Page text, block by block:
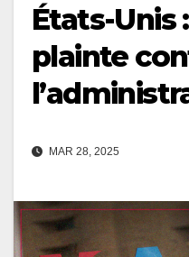
États-Unis
plainte
MAR 28, 2025